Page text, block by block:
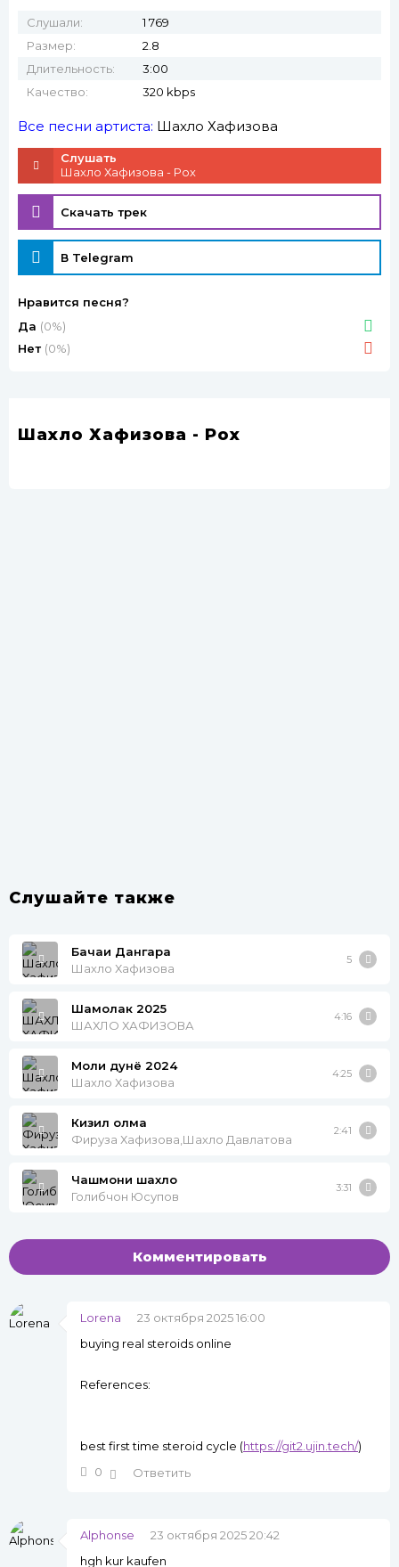
Слушали:
1 769
Размер:
2.8
Длительность:
3:00
Качество:
320 kbps
Все песни артиста: Шахло Хафизова
Слушать
Шахло Хафизова - Рох
Скачать трек
В Telegram
Нравится песня?
Да (0%)
Нет (0%)
Шахло Хафизова - Рох
Слушайте также
Бачаи Дангара
Шахло Хафизова
5
Шамолак 2025
ШАХЛО ХАФИЗОВА
4:16
Моли дунё 2024
Шахло Хафизова
4:25
Кизил олма
Фируза Хафизова,Шахло Давлатова
2:41
Чашмони шахло
Голибчон Юсупов
3:31
Комментировать
Lorena
23 октября 2025 16:00
buying real steroids online
References:
best first time steroid cycle (https://git2.ujin.tech/)
0
Ответить
Alphonse
23 октября 2025 20:42
hgh kur kaufen